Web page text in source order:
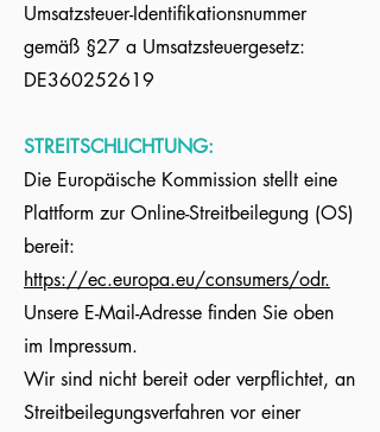
Umsatzsteuer-Identifikationsnummer
gemäß §27 a Umsatzsteuergesetz:
DE360252619
STREITSCHLICHTUNG:
Die Europäische Kommission stellt eine
Plattform zur Online-Streitbeilegung (OS)
bereit:
https://ec.europa.eu/consumers/odr.
Unsere E-Mail-Adresse finden Sie oben
im Impressum.
Wir sind nicht bereit oder verpflichtet, an
Streitbeilegungsverfahren vor einer